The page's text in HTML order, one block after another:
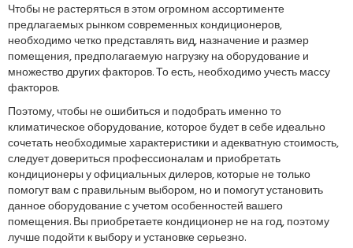
Чтобы не растеряться в этом огромном ассортименте
предлагаемых рынком современных кондиционеров,
необходимо четко представлять вид, назначение и размер
помещения, предполагаемую нагрузку на оборудование и
множество других факторов. То есть, необходимо учесть массу
факторов.
Поэтому, чтобы не ошибиться и подобрать именно то
климатическое оборудование, которое будет в себе идеально
сочетать необходимые характеристики и адекватную стоимость,
следует довериться профессионалам и приобретать
кондиционеры у официальных дилеров, которые не только
помогут вам с правильным выбором, но и помогут установить
данное оборудование с учетом особенностей вашего
помещения. Вы приобретаете кондиционер не на год, поэтому
лучше подойти к выбору и установке серьезно.